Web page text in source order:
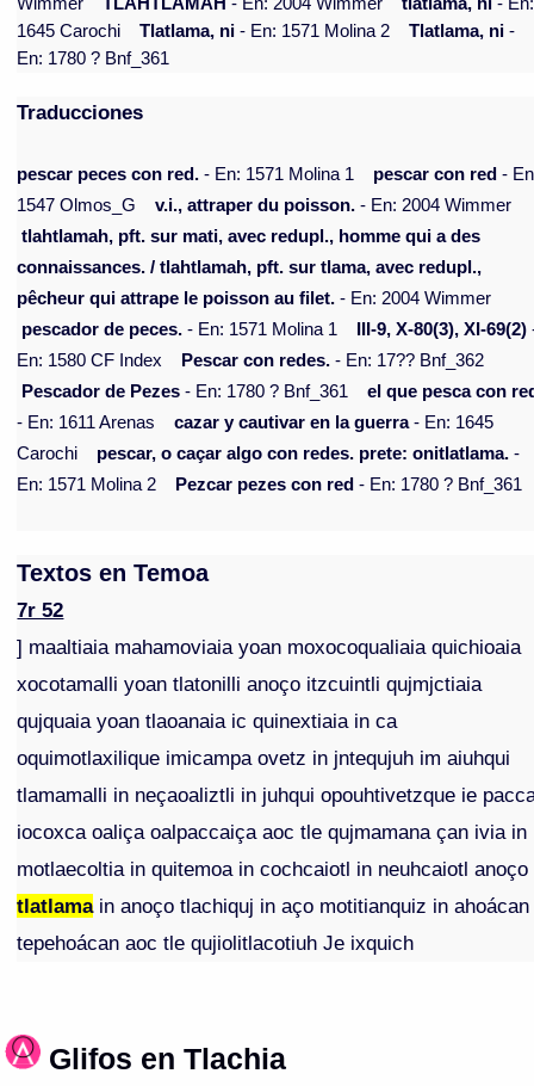
Wimmer
TLAHTLAMAH - En: 2004 Wimmer tlàtlama, ni - En:
1645 Carochi
Tlatlama, ni - En: 1571 Molina 2 Tlatlama, ni -
En: 1780 ? Bnf_361
Traducciones
pescar peces con red. - En: 1571 Molina 1 pescar con red -
1547 Olmos_G
v.i., attraper du poisson. - En: 2004 Wimmer
tlahtlamah, pft. sur mati, avec redupl., homme qui a des
connaissances. / tlahtlamah, pft. sur tlama, avec redupl.,
pêcheur qui attrape le poisson au filet. - En: 2004 Wimmer
pescador de peces. - En: 1571 Molina 1 III-9, X-80(3), XI-69(2)
En: 1580 CF Index
Pescar con redes. - En: 17?? Bnf_362
Pescador de Pezes - En: 1780 ? Bnf_361
el que pesca con
- En: 1611 Arenas
cazar y cautivar en la guerra- En: 1645
Carochi
pescar, o caçar algo con redes. prete: onitlatlama. -
En: 1571 Molina 2
Pezcar pezes con red - En: 1780 ? Bnf_361
Textos en Temoa
7r 52
] maaltiaia mahamoviaia yoan moxocoqualiaia quichioaia
xocotamalli yoan tlatonilli anoço itzcuintli qujmjctiaia
qujquaia yoan tlaoanaia ic quinextiaia in ca
oquimotlaxilique imicampa ovetz in jntequjuh im aiuhqui
tlamamalli in neçaoaliztli in juhqui opouhtivetzque ie
iocoxca oaliça oalpaccaiça aoc tle qujmamana çan ivia in
motlaecoltia in quitemoa in cochcaiotl in neuhcaiotl anoço
tlatlamain anoço tlachiquj in aço motitianquiz in ahoácan
tepehoácan aoc tle qujiolitlacotiuh Je ixquich
Glifos en Tlachia